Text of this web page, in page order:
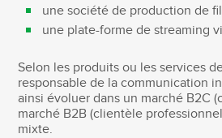
une société de production de
une plate-forme de streaming
Selon les produits ou les services
responsable de la communication
ainsi évoluer dans un marché B2C
marché B2B (clientèle
mixte.